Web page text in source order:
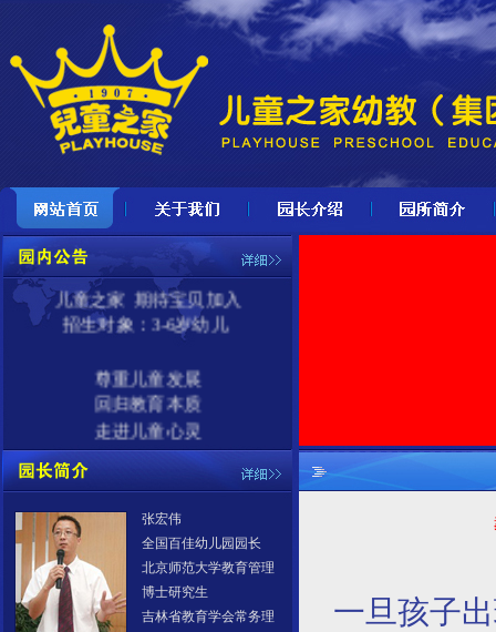
儿童之家 期待宝贝加入
招生对象：3-6岁幼儿
尊重儿童发展
走进儿童心灵
张宏伟
全国百佳幼儿园园长
北京师范大学教育管理
博士研究生
吉林省教育学会常务理
一旦孩子